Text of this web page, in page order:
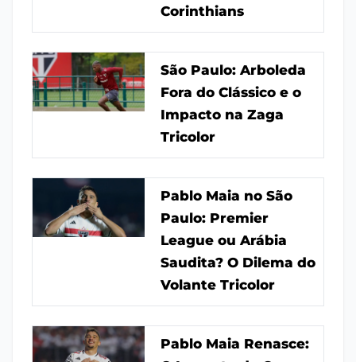
Corinthians
São Paulo: Arboleda
Fora do Clássico e o
Impacto na Zaga
Tricolor
Pablo Maia no São
Paulo: Premier
League ou Arábia
Saudita? O Dilema do
Volante Tricolor
Pablo Maia Renasce: